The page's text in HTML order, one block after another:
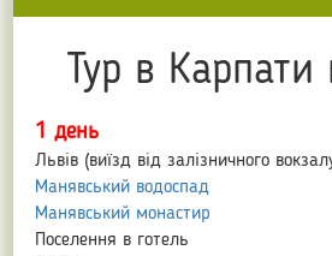
Тур в Карпати
1 день
Львів (виїзд від залізничного
Манявський водоспад
Манявський монастир
Поселення в готель